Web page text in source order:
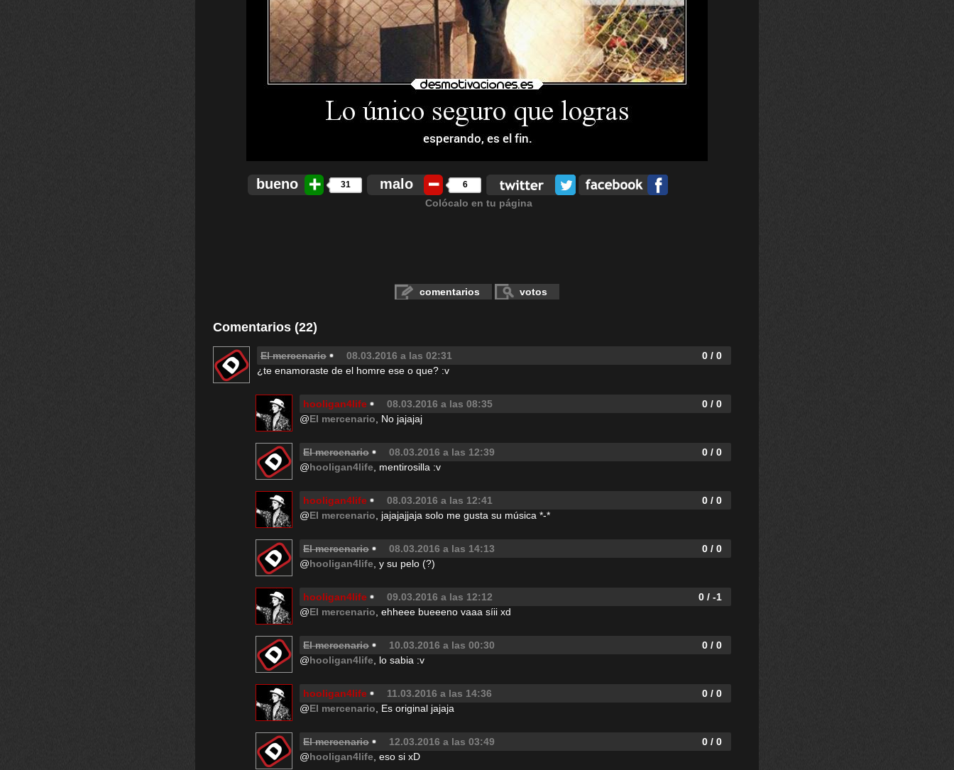
bueno 31 malo 6
Colócalo en tu página
comentarios votos
Comentarios (22)
El mercenario 08.03.2016 a las 02:31
0 / 0
¿te enamoraste de el homre ese o que? :v
hooligan4life 08.03.2016 a las 08:35
0 / 0
@El mercenario , No jajajaj
El mercenario 08.03.2016 a las 12:39
0 / 0
@hooligan4life , mentirosilla :v
hooligan4life 08.03.2016 a las 12:41
0 / 0
@El mercenario , jajajajjaja solo me gusta su música *-*
El mercenario 08.03.2016 a las 14:13
0 / 0
@hooligan4life , y su pelo (?)
hooligan4life 09.03.2016 a las 12:12
0 / -1
@El mercenario , ehheee bueeeno vaaa síii xd
El mercenario 10.03.2016 a las 00:30
0 / 0
@hooligan4life , lo sabia :v
hooligan4life 11.03.2016 a las 14:36
0 / 0
@El mercenario , Es original jajaja
El mercenario 12.03.2016 a las 03:49
0 / 0
@hooligan4life , eso si xD